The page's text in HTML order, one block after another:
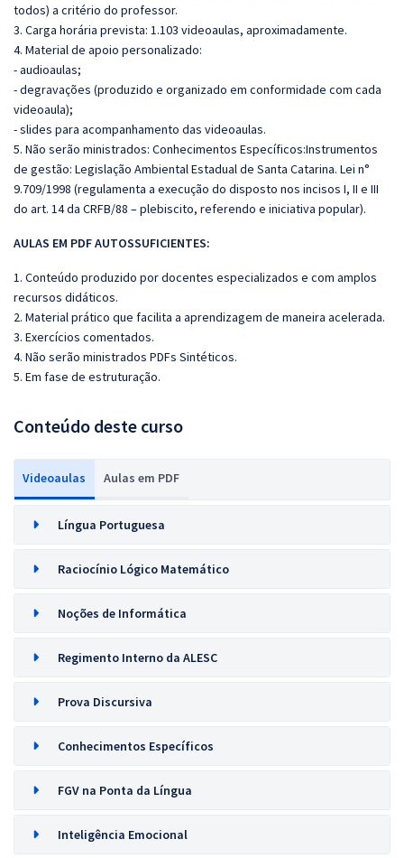
todos) a critério do professor.
3. Carga horária prevista: 1.103 videoaulas, aproximadamente.
4. Material de apoio personalizado:
- audioaulas;
- degravações (produzido e organizado em conformidade com cada
videoaula);
- slides para acompanhamento das videoaulas.
5. Não serão ministrados: Conhecimentos Específicos:Instrumentos
de gestão: Legislação Ambiental Estadual de Santa Catarina. Lei n°
9.709/1998 (regulamenta a execução do disposto nos incisos I, II e III
do art. 14 da CRFB/88 – plebiscito, referendo e iniciativa popular).
AULAS EM PDF AUTOSSUFICIENTES:
1. Conteúdo produzido por docentes especializados e com amplos
recursos didáticos.
2. Material prático que facilita a aprendizagem de maneira acelerada.
3. Exercícios comentados.
4. Não serão ministrados PDFs Sintéticos.
5. Em fase de estruturação.
Conteúdo deste curso
Videoaulas Aulas em PDF
Língua Portuguesa
Raciocínio Lógico Matemático
Noções de Informática
Regimento Interno da ALESC
Prova Discursiva
Conhecimentos Específicos
FGV na Ponta da Língua
Inteligência Emocional